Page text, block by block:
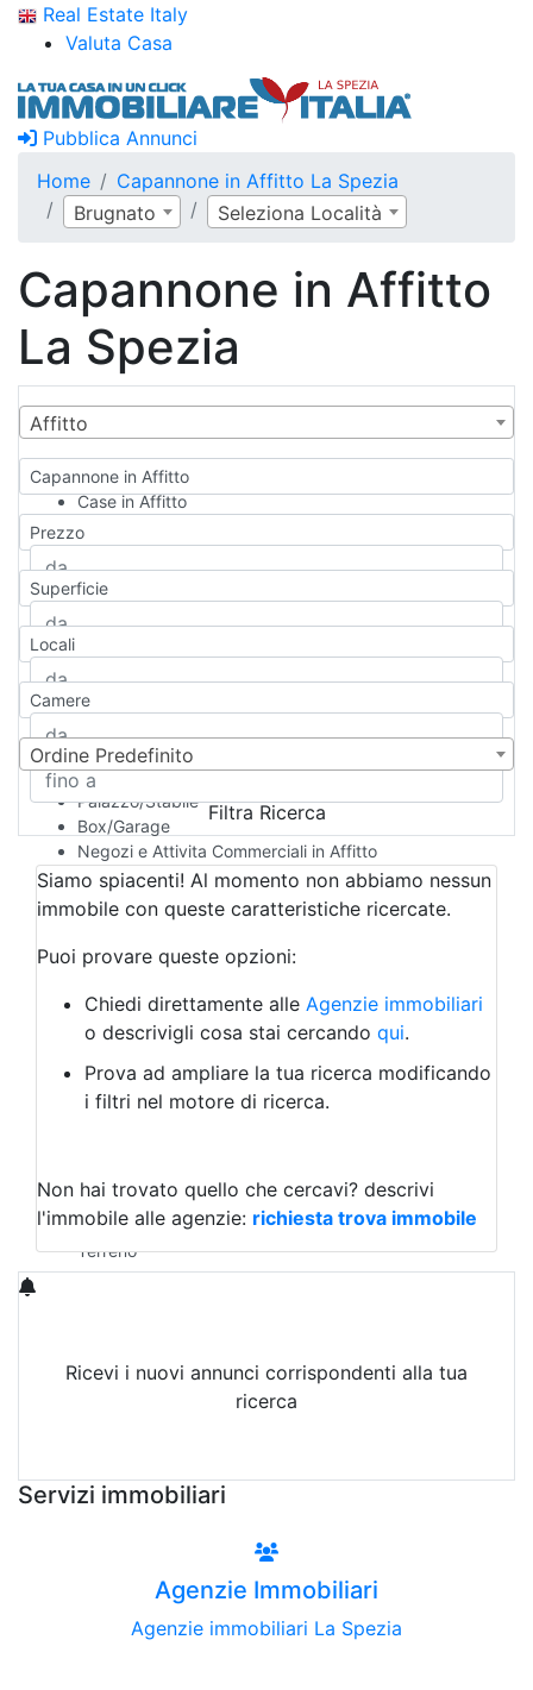
Real Estate Italy
Valuta Casa
Pubblica Annunci
Home
Capannone in Affitto La Spezia
Brugnato
Seleziona Località
Capannone in Affitto
La Spezia
Affitto
Capannone in Affitto
Case in Affitto
Qualsiasi
Appartamento
Casa indipendente
Casa Semi-indipendente
Attico/Mansarda
Rustico/Casale
Camera d'Albergo
Multiproprietà
Palazzo/Stabile
Box/Garage
Negozi e Attivita Commerciali in Affitto
Qualsiasi
Attività/Licenza Commerciale
Azienda Agricola
Bar/Ristorante
Albergo
Laboratorio Artigianale
Negozio/locale commerciale
Agriturismo
Magazzini
Qualsiasi
Terreno edificabile
Terreno
Prezzo
Superficie
Locali
Camere
Ordine Predefinito
Filtra Ricerca
Siamo spiacenti! Al momento non abbiamo nessun
immobile con queste caratteristiche ricercate.
Puoi provare queste opzioni:
Chiedi direttamente alle Agenzie immobiliari
o descrivigli cosa stai cercando qui.
Prova ad ampliare la tua ricerca modificando
i filtri nel motore di ricerca.
Non hai trovato quello che cercavi? descrivi
l'immobile alle agenzie: richiesta trova immobile
Ricevi i nuovi annunci corrispondenti alla tua
ricerca
Servizi immobiliari
Agenzie Immobiliari
Agenzie immobiliari La Spezia